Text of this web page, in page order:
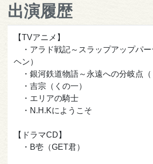
出演履歴
【TVアニメ】
・アラド戦記～スラップアップパー
ヘン）
・銀河鉄道物語～永遠への分岐点
・吉宗（くの一）
・エリアの騎士
・N.H.Kにようこそ
【ドラマCD】
・B壱（GET君）